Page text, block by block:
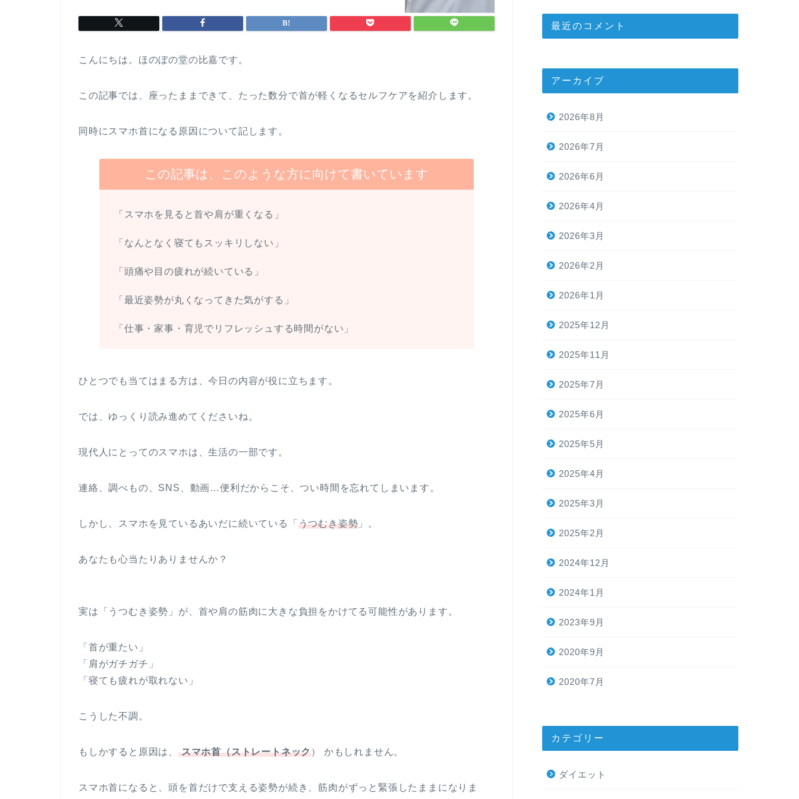
こんにちは。ほのぼの堂の比嘉です。
この記事では、座ったままできて、たった数分で首が軽くなるセルフケアを紹介します。
同時にスマホ首になる原因について記します。
この記事は、このような方に向けて書いています
「スマホを見ると首や肩が重くなる」
「なんとなく寝てもスッキリしない」
「頭痛や目の疲れが続いている」
「最近姿勢が丸くなってきた気がする」
「仕事・家事・育児でリフレッシュする時間がない」
ひとつでも当てはまる方は、今日の内容が役に立ちます。
では、ゆっくり読み進めてくださいね。
現代人にとってのスマホは、生活の一部です。
連絡、調べもの、SNS、動画…便利だからこそ、つい時間を忘れてしまいます。
しかし、スマホを見ているあいだに続いている「 うつむき姿勢 」。
あなたも心当たりありませんか？
実は「うつむき姿勢」が、首や肩の筋肉に大きな負担をかけてる可能性があります。
「首が重たい」
「肩がガチガチ」
「寝ても疲れが取れない」
こうした不調。
もしかすると原因は、 スマホ首（ストレートネック） かもしれません。
スマホ首になると、頭を首だけで支える姿勢が続き、筋肉がずっと緊張したままになりま
最近のコメント
アーカイブ
2026年8月
2026年7月
2026年6月
2026年4月
2026年3月
2026年2月
2026年1月
2025年12月
2025年11月
2025年7月
2025年6月
2025年5月
2025年4月
2025年3月
2025年2月
2024年12月
2024年1月
2023年9月
2020年9月
2020年7月
カテゴリー
ダイエット